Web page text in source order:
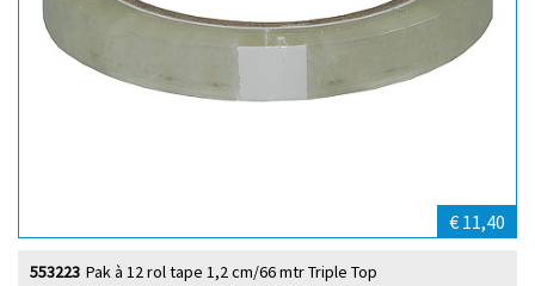
€ 11,40
Pak à 12 rol tape 1,2 cm/66 mtr Triple Top
553223